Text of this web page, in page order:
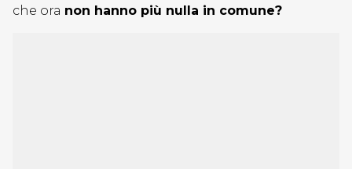
che ora non hanno più nulla in comune?